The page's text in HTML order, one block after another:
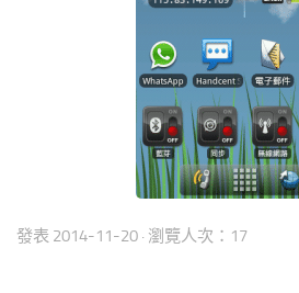
發表 2014-11-20 · 瀏覽人次：17